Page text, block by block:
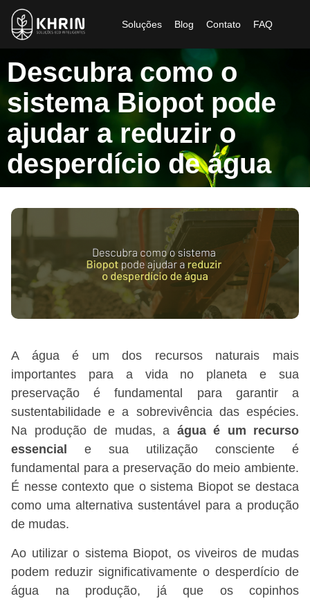
Soluções Blog Contato FAQ
Descubra como o
sistema Biopot pode
ajudar a reduzir o
desperdício de água
A água é um dos recursos naturais mais
importantes para a vida no planeta e sua
preservação é fundamental para garantir a
sustentabilidade e a sobrevivência das espécies.
Na produção de mudas, a água é um recurso
essencial
e sua utilização consciente é
fundamental para a preservação do meio ambiente.
É nesse contexto que o sistema Biopot se destaca
como uma alternativa sustentável para a produção
de mudas.
Ao utilizar o sistema Biopot, os viveiros de mudas
podem reduzir significativamente o desperdício de
água na produção, já que os copinhos